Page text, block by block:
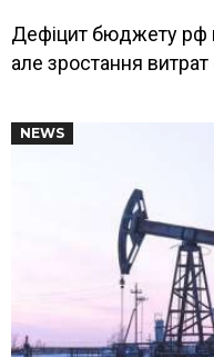
Дефіцит бюджету рф
але зростання
NEWS